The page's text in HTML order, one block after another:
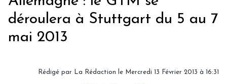
déroulera à Stuttgart du 5 au 7
mai 2013
Rédigé par La Rédaction le Mercredi 13 Février 2013 à 16:31